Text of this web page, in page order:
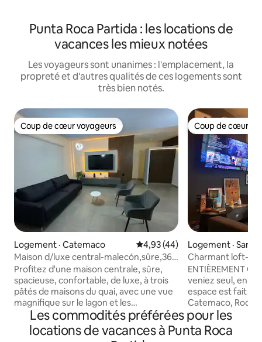
Punta Roca Partida : les locations de
vacances les mieux notées
Les voyageurs sont unanimes : l'emplacement, la
propreté et d'autres qualités de ces logements sont
très bien notés.
Coup de cœur voyageurs
Coup de cœur voyageurs
Logement · Catemaco Note moyenne de 4,93 sur 5,
4,93 (44)
Maison d/luxe central-malecón,sûre,36
commodités.
Profitez d'une maison centrale, sûre,
spacieuse, confortable, de luxe, à trois
pâtés de maisons du quai, avec une vue
magnifique sur le lagon et les
montagnes. 36 équipements inclus dans
le coût, et 5 commodités avec coût
supplémentaire. Renseignez-vous sur
Coup de cœur
Coup de cœur
Logement · San
tla
Charmant loft-
climatisation
ENTIÈREMENT
veniez seul, en
espace est fait pour vous!
Catemaco, Roca
balnéaires et aux
Pour des séjours
durée. Disponible
Les commodités préférées pour les
locations de vacances à Punta Roca